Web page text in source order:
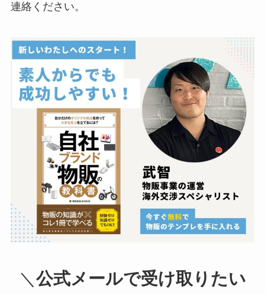
連絡ください。
＼ 公式メールで受け取りたい